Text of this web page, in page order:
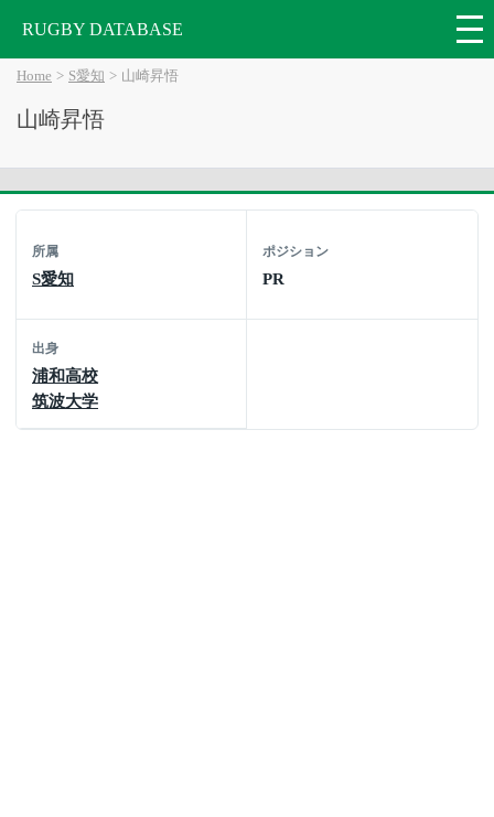
RUGBY DATABASE
Home S愛知 山崎昇悟
山崎昇悟
所属
S愛知
ポジション
PR
出身
浦和高校
筑波大学